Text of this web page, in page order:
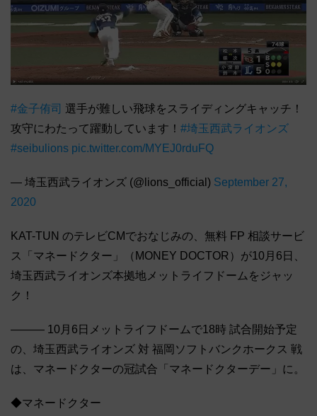
#金子侑司 選手が難しい飛球をスライディングキャッチ！
攻守にわたって躍動しています！ #埼玉西武ライオンズ
#seibulions pic.twitter.com/MYEJ0rduFQ
— 埼玉西武ライオンズ (@lions_official) September 27,
2020
KAT-TUN のテレビCMでおなじみの、無料 FP 相談サービ
ス「マネードクター」（MONEY DOCTOR）が10月6日、
埼玉西武ライオンズ本拠地メットライフドームをジャッ
ク！
――― 10月6日メットライフドームで18時 試合開始予定
の、埼玉西武ライオンズ 対 福岡ソフトバンクホークス 戦
は、マネードクターの冠試合「マネードクターデー」に。
◆マネードクター